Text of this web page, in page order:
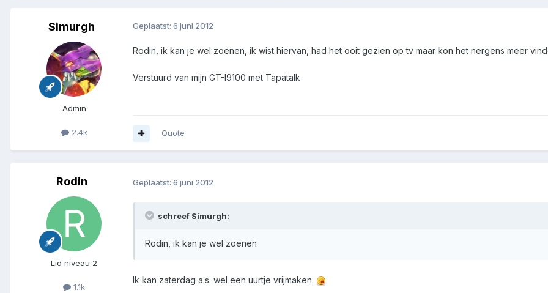
Simurgh
Admin
2.4k
Geplaatst: 6 juni 2012
Rodin, ik kan je wel zoenen, ik wist hiervan, had het ooit gezien op tv maar kon het nergens meer
Verstuurd van mijn GT-I9100 met Tapatalk
Quote
Rodin
Lid niveau 2
1.1k
Geplaatst: 6 juni 2012
schreef Simurgh:
Rodin, ik kan je wel zoenen
Ik kan zaterdag a.s. wel een uurtje vrijmaken.